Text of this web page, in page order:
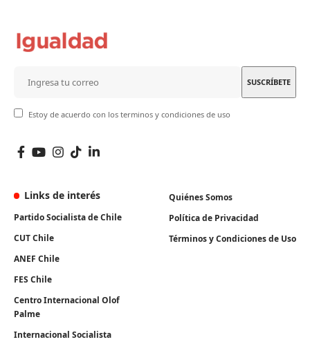
Estoy de acuerdo con los terminos y condiciones de uso
Links de interés
Partido Socialista de Chile
CUT Chile
ANEF Chile
FES Chile
Centro Internacional Olof
Palme
Internacional Socialista
Quiénes Somos
Política de Privacidad
Términos y Condiciones de Uso